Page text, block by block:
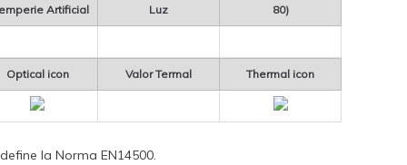
Artificial Luz 80)
Optical icon Valor Termal Thermal icon
la Norma EN14500.